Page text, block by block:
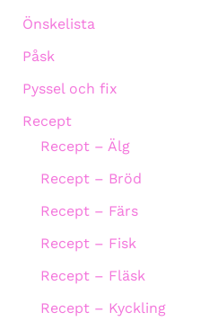
Önskelista
Påsk
Pyssel och fix
Recept
Recept – Älg
Recept – Bröd
Recept – Färs
Recept – Fisk
Recept – Fläsk
Recept – Kyckling